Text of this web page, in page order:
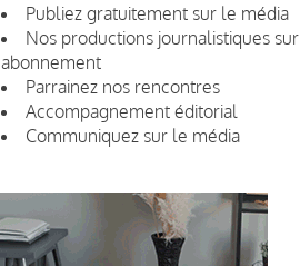
Publiez gratuitement sur le média
Nos productions journalistiques sur
abonnement
Parrainez nos rencontres
Accompagnement éditorial
Communiquez sur le média